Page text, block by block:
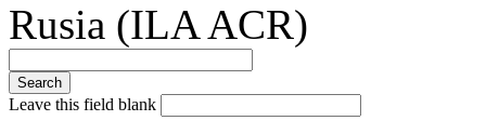
Rusia (ILA ACR)
Leave this field blank